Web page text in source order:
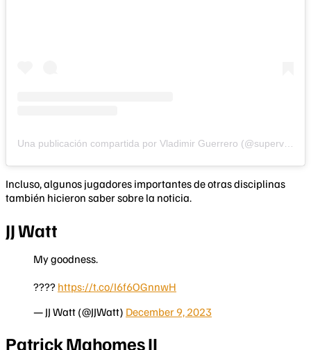
Incluso, algunos jugadores importantes de otras disciplinas
también hicieron saber sobre la noticia.
JJ Watt
My goodness.
???? https://t.co/I6f6OGnnwH
— JJ Watt (@JJWatt) December 9, 2023
Patrick Mahomes II